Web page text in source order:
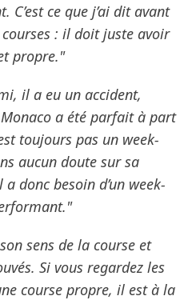
ce que j’ai dit avant
: il doit juste avoir
propre."
il a eu un accident,
a été parfait à part
toujours pas un week-
aucun doute sur sa
donc besoin d’un week-
sens de la course et
Si vous regardez les
course propre, il est à la